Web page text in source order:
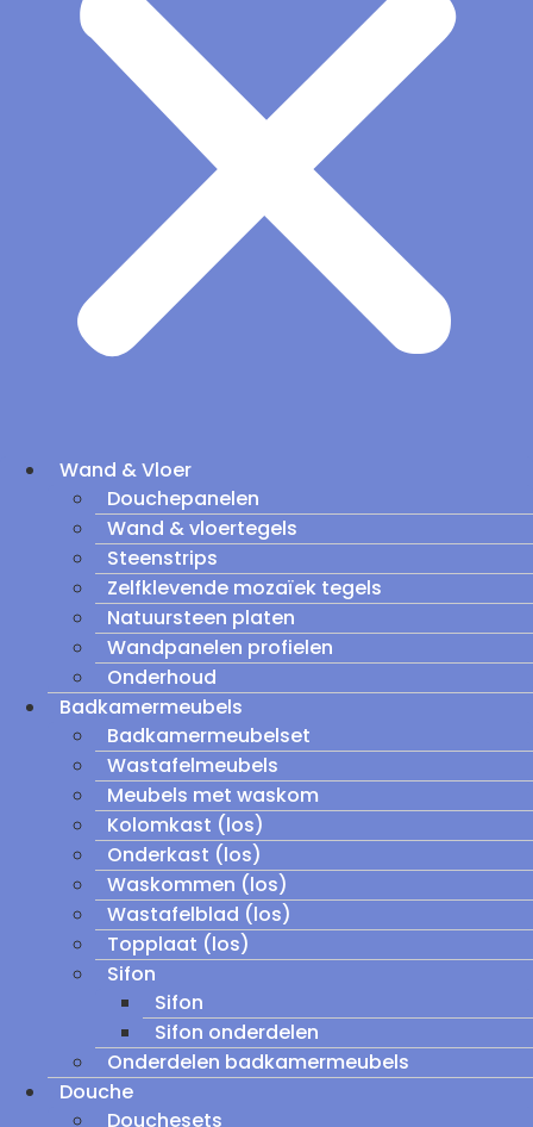
Wand & Vloer
Douchepanelen
Wand & vloertegels
Steenstrips
Zelfklevende mozaïek tegels
Natuursteen platen
Wandpanelen profielen
Onderhoud
Badkamermeubels
Badkamermeubelset
Wastafelmeubels
Meubels met waskom
Kolomkast (los)
Onderkast (los)
Waskommen (los)
Wastafelblad (los)
Topplaat (los)
Sifon
Sifon
Sifon onderdelen
Onderdelen badkamermeubels
Douche
Douchesets